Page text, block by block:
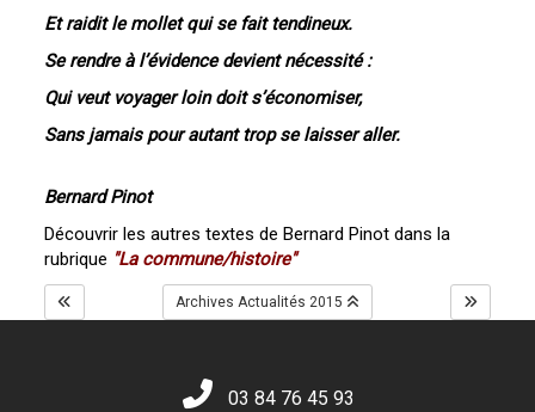
Et raidit le mollet qui se fait tendineux.
Se rendre à l’évidence devient nécessité :
Qui veut voyager loin doit s’économiser,
Sans jamais pour autant trop se laisser aller.
Bernard Pinot
Découvrir les autres textes de Bernard Pinot dans la
rubrique "La commune/histoire"
Archives Actualités 2015
03 84 76 45 93